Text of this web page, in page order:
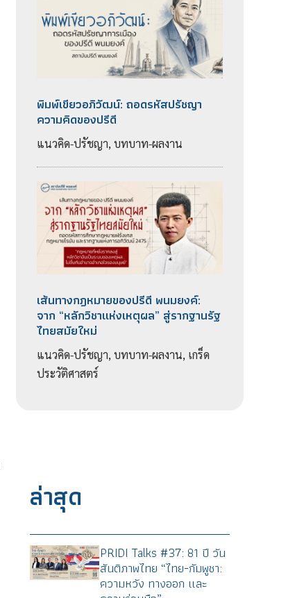
พิมพ์เขียวอภิวัฒน์: ถอดรหัสปรัชญา
ความคิดของปรีดี
แนวคิด-ปรัชญา, บทบาท-ผลงาน
เส้นทางกฎหมายของปรีดี พนมยงค์:
จาก “หลักวิชาแห่งเหตุผล” สู่รากฐานรัฐ
ไทยสมัยใหม่
แนวคิด-ปรัชญา, บทบาท-ผลงาน, เกร็ด
ประวัติศาสตร์
ล่าสุด
PRIDI Talks #37: 81 ปี วัน
สันติภาพไทย “ไทย-กัมพูชา:
ความหวัง ทางออก และ